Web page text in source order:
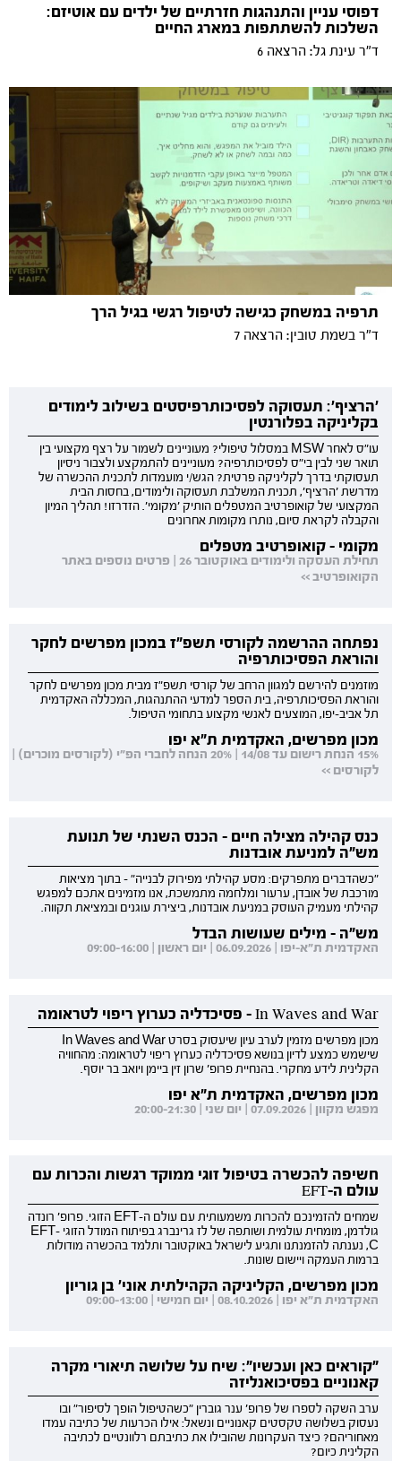
דפוסי עניין והתנהגות חזרתיים של ילדים עם אוטיזם:
השלכות להשתתפות במארג החיים
ד"ר עינת גל: הרצאה 6
תרפיה במשחק כגישה לטיפול רגשי בגיל הרך
ד"ר בשמת טובין: הרצאה 7
'הרציף': תעסוקה לפסיכותרפיסטים בשילוב לימודים
בקליניקה בפלורנטין
עו"ס לאחר MSW במסלול טיפולי? מעוניינים לשמור על רצף מקצועי בין
תואר שני לבין בי"ס לפסיכותרפיה? מעוניינים להתמקצע ולצבור ניסיון
תעסוקתי בדרך לקליניקה פרטית? הגש/י מועמדות לתכנית ההכשרה של
מדרשת 'הרציף', תכנית המשלבת תעסוקה ולימודים, בחסות הבית
המקצועי של קואופרטיב המטפלים הותיק 'מקומי'. הזדרזו! תהליך המיון
והקבלה לקראת סיום, נותרו מקומות אחרונים
מקומי - קואופרטיב מטפלים
תחילת העסקה ולימודים באוקטובר 26 | פרטים נוספים באתר
הקואופרטיב >>
נפתחה ההרשמה לקורסי תשפ"ז במכון מפרשים לחקר
והוראת הפסיכותרפיה
מוזמנים להירשם למגוון הרחב של קורסי תשפ"ז מבית מכון מפרשים לחקר
והוראת הפסיכותרפיה, בית הספר למדעי ההתנהגות, המכללה האקדמית
תל אביב-יפו, המוצעים לאנשי מקצוע בתחומי הטיפול.
מכון מפרשים, האקדמית ת"א יפו
15% הנחת רישום עד 14/08 | 20% הנחה לחברי הפ"י (לקורסים מוכרים) |
לקורסים >>
כנס קהילה מצילה חיים - הכנס השנתי של תנועת
מש"ה למניעת אובדנות
"כשהדברים מתפרקים: מסע קהילתי מפירוק לבנייה" - בתוך מציאות
מורכבת של אובדן, ערעור ומלחמה מתמשכת, אנו מזמינים אתכם למפגש
קהילתי מעמיק העוסק במניעת אובדנות, ביצירת עוגנים ובמציאת תקווה.
מש"ה - מילים שעושות הבדל
האקדמית ת"א-יפו | 06.09.2026 | יום ראשון | 09:00-16:00
In Waves and War - פסיכדליה כערוץ ריפוי לטראומה
מכון מפרשים מזמין לערב עיון שיעסוק בסרט In Waves and War
שישמש כמצע לדיון בנושא פסיכדליה כערוץ ריפוי לטראומה: מהחוויה
הקלינית לידע מחקרי. בהנחיית פרופ' שרון זין ביימן ויואב בר יוסף.
מכון מפרשים, האקדמית ת"א יפו
מפגש מקוון | 07.09.2026 | יום שני | 20:00-21:30
חשיפה להכשרה בטיפול זוגי ממוקד רגשות והכרות עם
עולם ה-EFT
שמחים להזמינכם להכרות משמעותית עם עולם ה-EFT הזוגי. פרופ' רונדה
גולדמן, מומחית עולמית ושותפה של לז גרינברג בפיתוח המודל הזוגי EFT-
C, נענתה להזמנתנו ותגיע לישראל באוקטובר ותלמד בהכשרה מודולות
ברמות העמקה ויישום שונות.
מכון מפרשים, הקליניקה הקהילתית אוני' בן גוריון
האקדמית ת"א יפו | 08.10.2026 | יום חמישי | 09:00-13:00
"קוראים כאן ועכשיו": שיח על שלושה תיאורי מקרה
קאנוניים בפסיכואנליזה
ערב השקה לספרו של פרופ' ענר גוברין "כשהטיפול הופך לסיפור" ובו
נעסוק בשלושה טקסטים קאנוניים ונשאל: אילו הכרעות של כתיבה עמדו
מאחוריהם? כיצד העקרונות שהובילו את כתיבתם רלוונטיים לכתיבה
הקלינית כיום?